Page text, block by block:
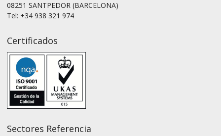
08251 SANTPEDOR (BARCELONA)
Tel: +34 938 321 974
Certificados
Sectores Referencia